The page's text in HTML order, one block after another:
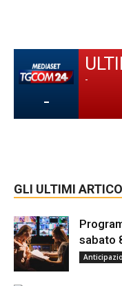
-
-
GLI ULTIMI
sabato